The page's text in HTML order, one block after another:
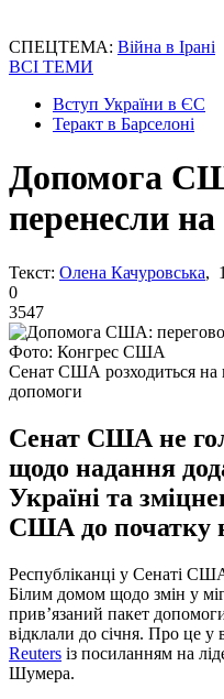
СПЕЦТЕМА: Війна в Ірані
ВСІ ТЕМИ
Вступ України в ЄС
Теракт в Барселоні
Допомога
перенесли на
Текст: Олена Качуровська,
0
3547
Фото: Конгрес США
Сенат США розходиться на
допомоги
Сенат США не
щодо надання
Україні та
США до початку
Республіканці у Сенаті
Білим домом щодо змін у
прив’язаний пакет
відклали до січня. Про це у
Reuters із посиланням на
Шумера.